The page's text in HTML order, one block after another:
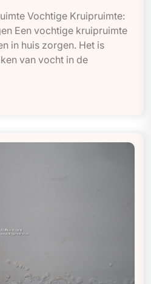
Vochtige Kruipruimte:
Een vochtige kruipruimte
in huis zorgen. Het is
van vocht in de